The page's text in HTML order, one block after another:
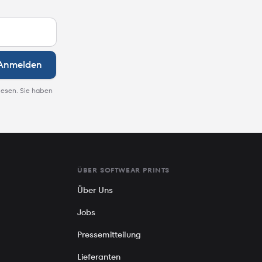
Sie haben
ÜBER SOFTWEAR PRINTS
Über Uns
Jobs
Pressemitteilung
Lieferanten